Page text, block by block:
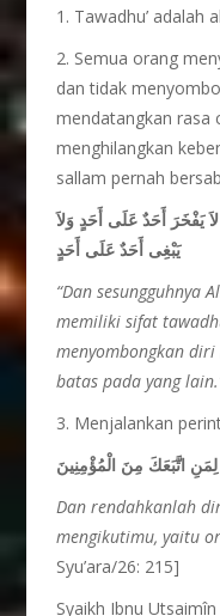
1. Tawadhu’ adalah
2. Semua orang
dan tidak
mendatangkan rasa
menghilangkan
sallam pernah
يَفْخَرَ أَحَدٌ عَلَى أَحَدٍ وَلاَ
يَبْغِى أَحَدٌ عَلَى أَحَدٍ
“Dan sesungguhnya
memiliki sifat
menyombongkan
batas pada yang
3. Menjalankan
اتَّبَعَكَ مِنَ الْمُؤْمِنِينَ
Dan rendahkanlah
mengikutimu, yaitu
Syu’ara/26: 215]
Syaikh Ibnu